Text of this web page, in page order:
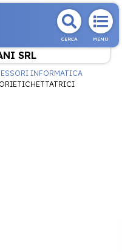
CERCA MENU
SRL
INFORMATICA